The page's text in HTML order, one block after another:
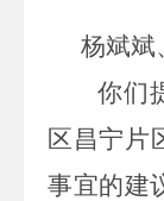
杨斌斌
你们
区昌宁片
事宜的建